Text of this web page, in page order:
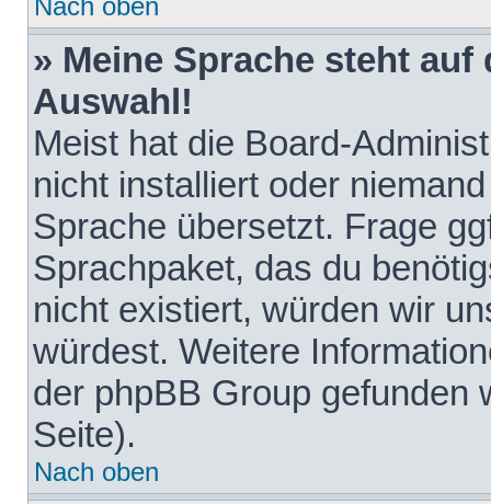
Nach oben
» Meine Sprache steht
Auswahl!
Meist hat die Board-
nicht installiert oder
Sprache übersetzt. Frage
Sprachpaket, das du
nicht existiert, würden wir
würdest. Weitere
der phpBB Group gefunden
Seite).
Nach oben